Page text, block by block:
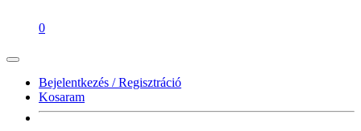
0
Bejelentkezés / Regisztráció
Kosaram